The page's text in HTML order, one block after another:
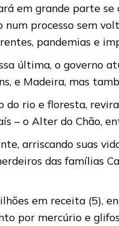
em grande parte
processo sem
pandemias e
última, o governo
e Madeira, mas
rio e floresta,
o Alter do Chão,
arriscando suas
das famílias
em receita (5),
por mercúrio e